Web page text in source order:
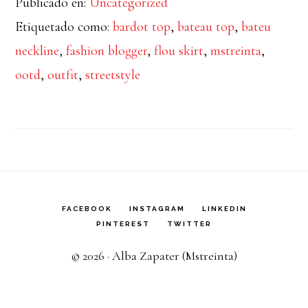
Bardot
Top
Etiquetado como:bardot top,bateau top,bateu
neckline,fashion blogger,flou skirt,mstreinta,
ootd,outfit,streetstyle
FACEBOOK INSTAGRAM
LINKEDIN
PINTEREST
TWITTER
© 2026 · Alba Zapater (Mstreinta)